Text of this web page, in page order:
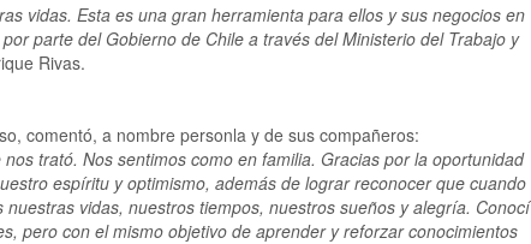
vidas. Esta es una gran herramienta para ellos y sus negocios en
parte del Gobierno de Chile a través del Ministerio del Trabajo y
Rivas.
comentó, a nombre personla y de sus compañeros:
trató. Nos sentimos como en familia. Gracias por la oportunidad
espíritu y optimismo, además de lograr reconocer que cuando
vidas, nuestros tiempos, nuestros sueños y alegría. Conocí
pero con el mismo objetivo de aprender y reforzar conocimientos